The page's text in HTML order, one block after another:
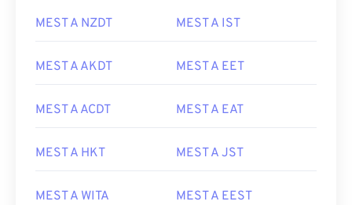
MEST A NZDT MEST A IST
MEST A AKDT MEST A EET
MEST A ACDT MEST A EAT
MEST A HKT MEST A JST
MEST A WITA MEST A EEST